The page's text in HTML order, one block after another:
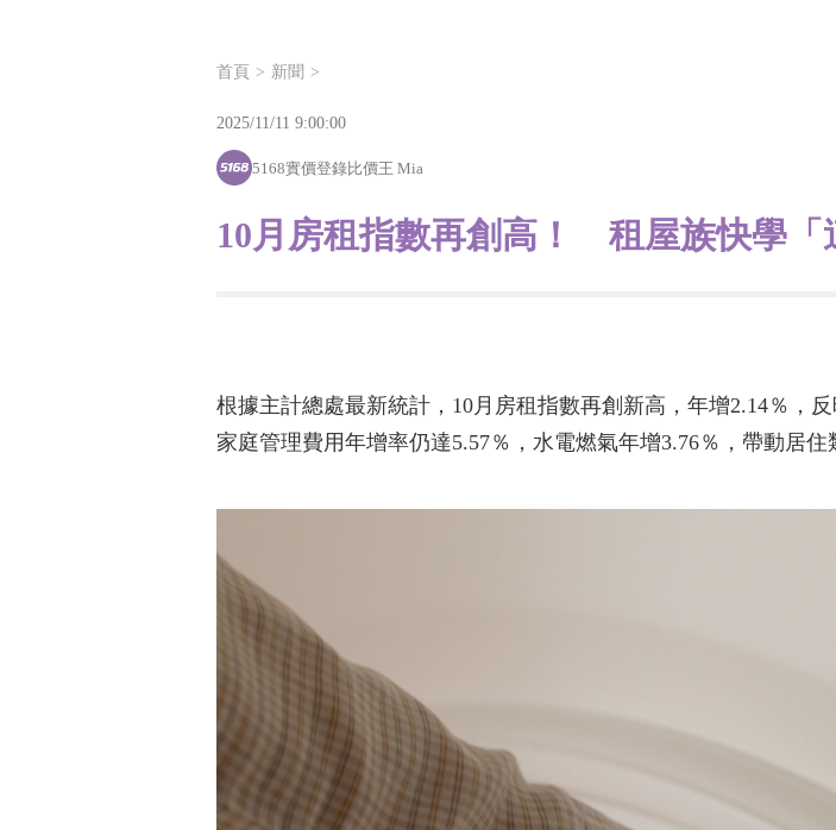
首頁 新聞
10月房租指數再創高！ 租屋族快學「
2025/11/11 9:00:00
5168實價登錄比價王 Mia
根據主計總處最新統計，10月房租指數再創新高，年增2.14％，
家庭管理費用年增率仍達5.57％，水電燃氣年增3.76％，帶動居